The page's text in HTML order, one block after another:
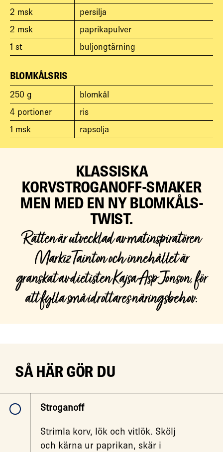
2 msk
persilja
2 msk
paprikapulver
1 st buljongtärning
BLOMKÅLSRIS
250 g
blomkål
4 portioner
ris
1 msk rapsolja
KLASSISKA
KORVSTROGANOFF-SMAKER
MEN MED EN NY BLOMKÅLS-
TWIST.
Rätten är utvecklad av matinspiratören
Markiz Tainton och innehållet är
granskat av dietisten Kajsa Asp Jonson, för
att fylla små idrottares näringsbehov.
SÅ HÄR GÖR DU
Stroganoff
Strimla korv, lök och vitlök. Skölj
och kärna ur paprikan, skär i